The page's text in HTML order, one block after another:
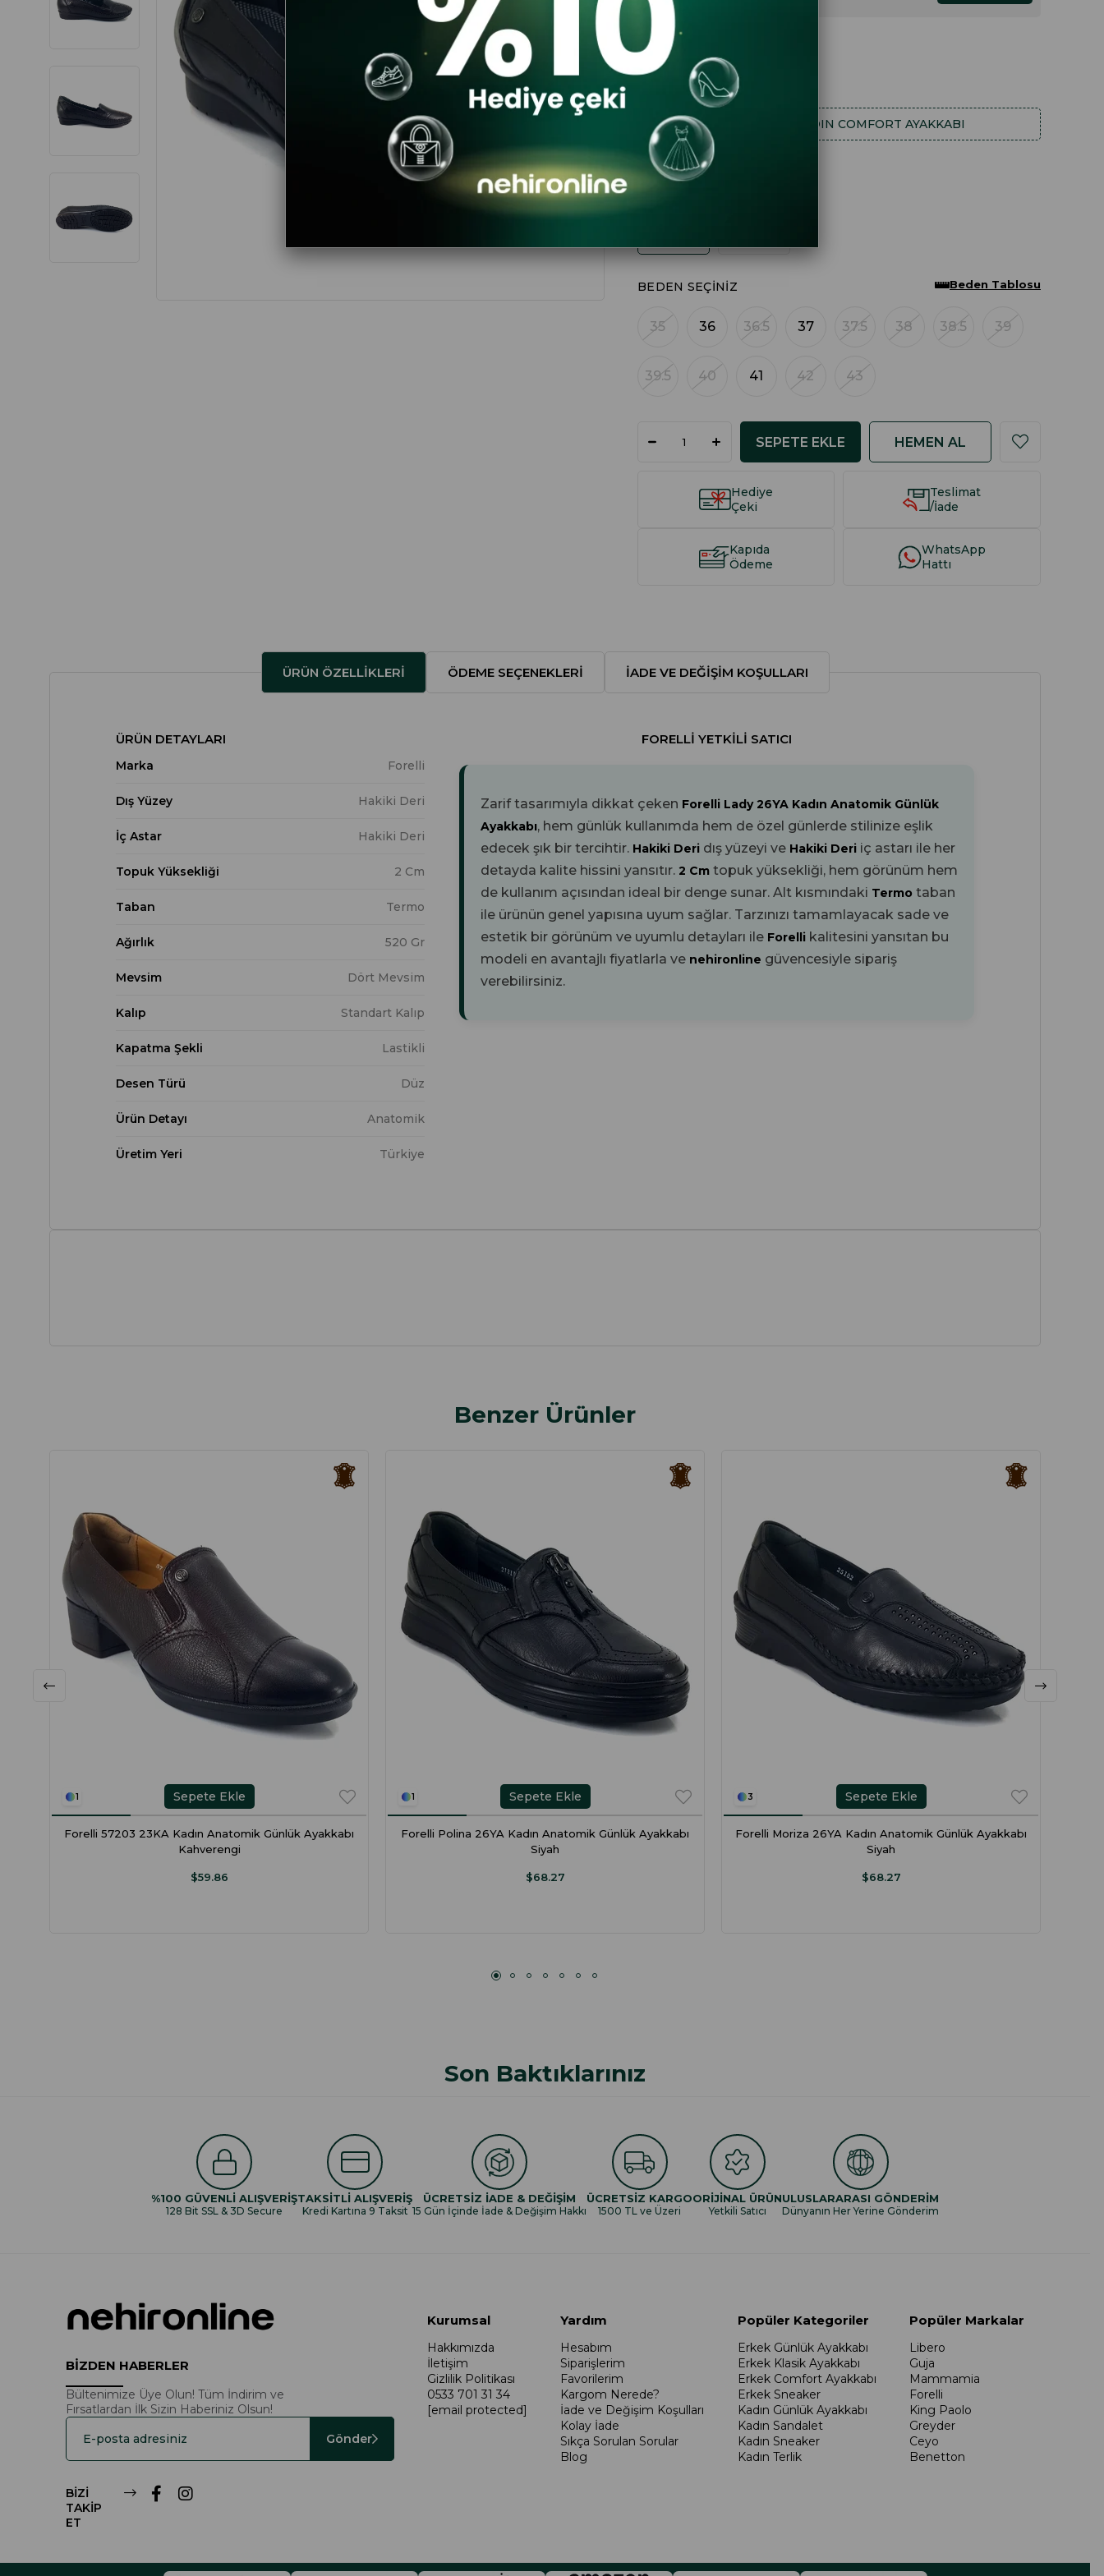
$68.27
KADIN COMFORT AYAKKABI
RENK
BEDEN SEÇINIZ
35 36 36.5 37 37.5 38 38.5 39
39.5 40 41 42 43
Beden Tablosu
Hediye
Çeki
Teslimat
/İade
Kapıda
Ödeme
WhatsApp
Hattı
ÜRÜN ÖZELLIKLERI ÖDEME SEÇENEKLERI İADE VE DEĞIŞIM KOŞULLARI
ÜRÜN DETAYLARI
Marka Forelli
Dış Yüzey Hakiki Deri
İç Astar Hakiki Deri
Topuk Yüksekliği 2 Cm
Taban Termo
Ağırlık 520 Gr
Mevsim Dört Mevsim
Kalıp Standart Kalıp
Kapatma Şekli Lastikli
Desen Türü Düz
Ürün Detayı Anatomik
Üretim Yeri Türkiye
FORELLI YETKILI SATICI
Zarif tasarımıyla dikkat çeken Forelli Lady 26YA Kadın Anatomik Günlük
Ayakkabı, hem günlük kullanımda hem de özel günlerde stilinize eşlik
edecek şık bir tercihtir. Hakiki Deri dış yüzeyi ve Hakiki Deri iç astarı ile her
detayda kalite hissini yansıtır. 2 Cm topuk yüksekliği, hem görünüm hem
de kullanım açısından ideal bir denge sunar. Alt kısmındaki Termo taban
ile ürünün genel yapısına uyum sağlar. Tarzınızı tamamlayacak sade ve
estetik bir görünüm ve uyumlu detayları ile Forelli kalitesini yansıtan bu
modeli en avantajlı fiyatlarla ve nehironline güvencesiyle sipariş
verebilirsiniz.
Benzer Ürünler
1
Forelli 57203 23KA Kadın Anatomik Günlük Ayakkabı
Kahverengi
$59.86
Sepete Ekle 1
Forelli Polina 26YA Kadın Anatomik Günlük Ayakkabı
Siyah
$68.27
Sepete Ekle 3
Forelli Moriza 26YA Kadın Anatomik Günlük Ayakkabı
Siyah
$68.27
Sepete Ekle
Son Baktıklarınız
%100 GÜVENLİ ALIŞVERİŞ
128 Bit SSL & 3D Secure
TAKSİTLİ ALIŞVERİŞ
Kredi Kartına 9 Taksit
ÜCRETSİZ İADE & DEĞİŞİM
15 Gün İçinde İade & Değişim Hakkı
ÜCRETSİZ KARGO
1500 TL ve Üzeri
ORİJİNAL ÜRÜN
Yetkili Satıcı
ULUSLARARASI GÖNDERİM
Dünyanın Her Yerine Gönderim
BİZDEN HABERLER
Bültenimize Üye Olun! Tüm İndirim ve
Fırsatlardan İlk Sizin Haberiniz Olsun!
Gönder
BİZİ
TAKİP
ET
Kurumsal
Hakkımızda
İletişim
Gizlilik Politikası
0533 701 31 34
[email protected]
Yardım
Hesabım
Siparişlerim
Favorilerim
Kargom Nerede?
İade ve Değişim Koşulları
Kolay İade
Sıkça Sorulan Sorular
Blog
Popüler Kategoriler
Erkek Günlük Ayakkabı
Erkek Klasik Ayakkabı
Erkek Comfort Ayakkabı
Erkek Sneaker
Kadın Günlük Ayakkabı
Kadın Sandalet
Kadın Sneaker
Kadın Terlik
Popüler Markalar
Libero
Guja
Mammamia
Forelli
King Paolo
Greyder
Ceyo
Benetton